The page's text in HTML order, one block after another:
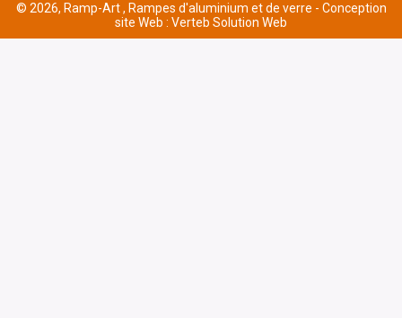
© 2026, Ramp-Art , Rampes d'aluminium et de verre - Conception
site Web : Verteb Solution Web